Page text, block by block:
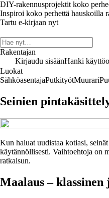
DIY-rakennusprojektit koko
Inspiroi koko perhettä hauskoilla
Tartu e-kirjaan nyt
Rakentajan
Kirjaudu sisäänHanki
Luokat
SähköasentajaPutkityötMuurari
Seinien
Kun haluat uudistaa kotiasi,
käytännöllisesti. Vaihtoehtoja on
ratkaisun.
Maalaus –